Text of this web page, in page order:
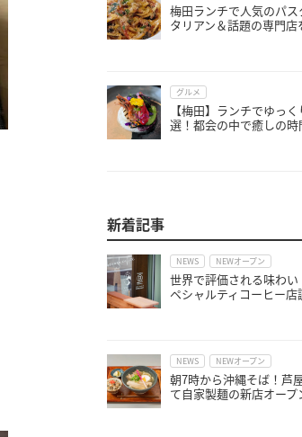
梅田ランチで人気のパス
タリアン＆話題の専門店
グルメ
【梅田】ランチでゆっ
選！都会の中で癒しの時
新着記事
NEWS NEWオープン
世界で評価される味わい
ペシャルティコーヒー店
NEWS NEWオープン
朝7時から沖縄そば！芦
て自家製麺の新店オープ